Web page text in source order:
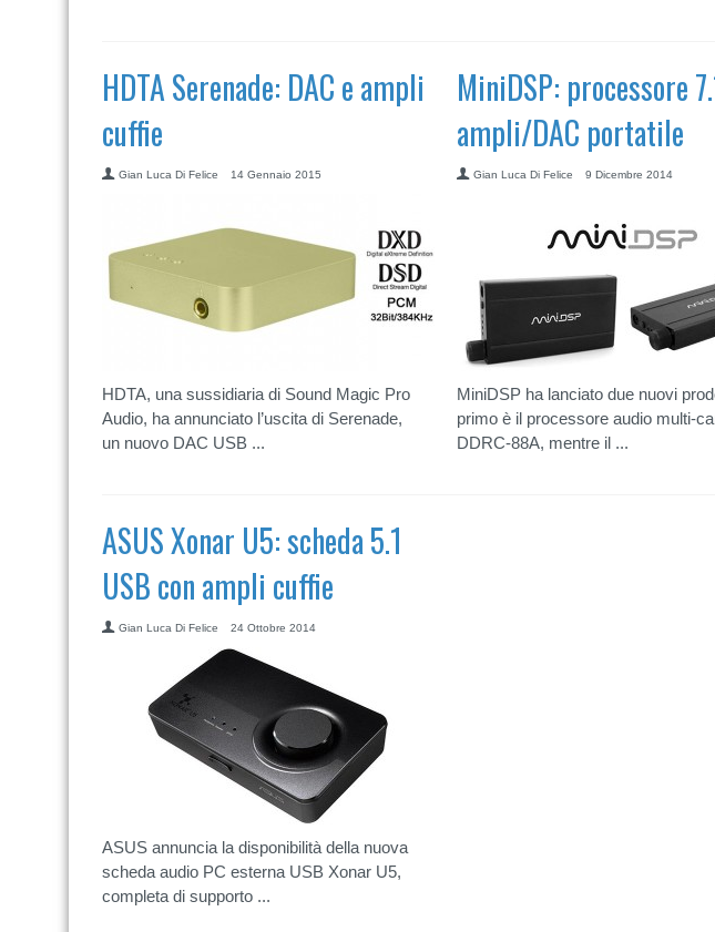
HDTA Serenade: DAC e ampli
cuffie
Gian Luca Di Felice 14 Gennaio 2015
HDTA, una sussidiaria di Sound Magic Pro
Audio, ha annunciato l’uscita di Serenade,
un nuovo DAC USB ...
MiniDSP: processore
ampli/DAC portatile
Gian Luca Di Felice 9 Dicembre 2014
MiniDSP ha lanciato due nuovi
primo è il processore audio multi-
DDRC-88A, mentre il ...
ASUS Xonar U5: scheda 5.1
USB con ampli cuffie
Gian Luca Di Felice 24 Ottobre 2014
ASUS annuncia la disponibilità della nuova
scheda audio PC esterna USB Xonar U5,
completa di supporto ...